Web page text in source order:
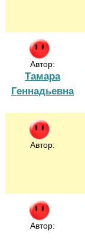
Автор:
Тамара
Геннадьевна
Автор:
Автор: